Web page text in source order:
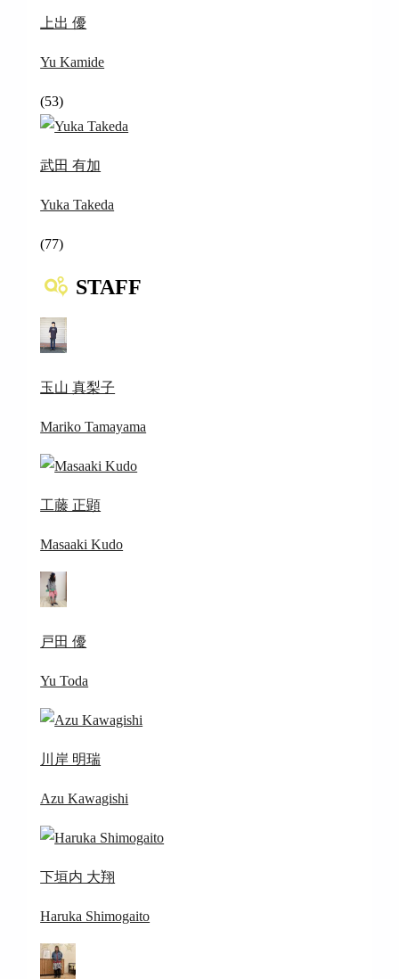
上出 優
Yu Kamide
(53)
武田 有加
Yuka Takeda
(77)
STAFF
玉山 真梨子
Mariko Tamayama
工藤 正顕
Masaaki Kudo
戸田 優
Yu Toda
川岸 明瑞
Azu Kawagishi
下垣内 大翔
Haruka Shimogaito